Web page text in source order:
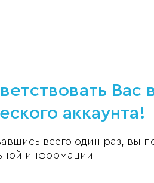
Вас
аккаунта!
всего один раз, вы
информации